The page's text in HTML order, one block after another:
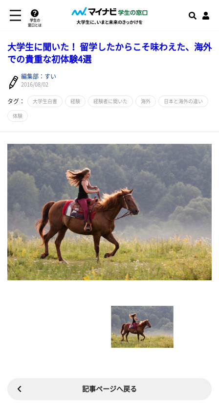
学生の
窓口とは
大学生に聞いた！ 留学したからこそ味わえた、海外
での貴重な初体験4選
編集部：すい
2016/08/02
タグ： 大学生白書 経験 経験者に聞いた 海外 日本と海外の違い
体験
記事ページへ戻る